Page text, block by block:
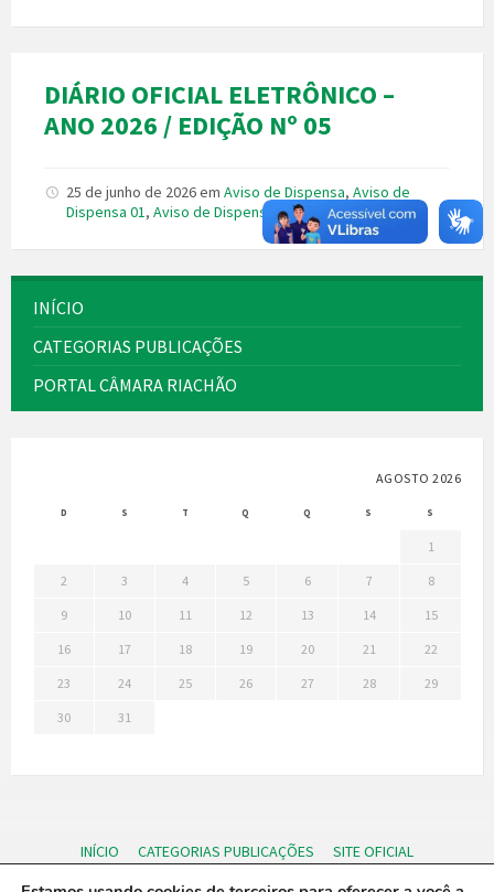
DIÁRIO OFICIAL ELETRÔNICO –
ANO 2026 / EDIÇÃO Nº 05
25 de junho de 2026em Aviso de Dispensa, Aviso de
Dispensa 01, Aviso de Dispensa 02,Licitação
INÍCIO
CATEGORIAS PUBLICAÇÕES
PORTAL CÂMARA RIACHÃO
AGOSTO 2026
D S T Q Q S S
1
2 3 4 5 6 7 8
9 10 11 12 13 14 15
16 17 18 19 20 21 22
23 24 25 26 27 28 29
30 31
INÍCIO CATEGORIAS PUBLICAÇÕES
SITE OFICIAL